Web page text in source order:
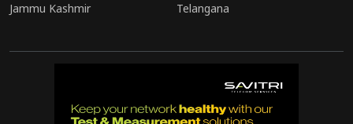
Jammu Kashmir
Telangana